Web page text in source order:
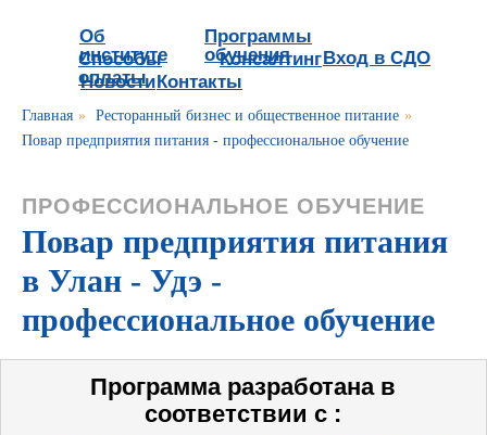
Об
институте
Программы
обучения
Способы
оплаты
Консалтинг
Новости
Вход в СДО
Контакты
Главная » Ресторанный бизнес и общественное питание »
Повар предприятия питания - профессиональное обучение
ПРОФЕССИОНАЛЬНОЕ ОБУЧЕНИЕ
Повар предприятия питания
в Улан - Удэ -
профессиональное обучение
Программа разработана в
соответствии с :